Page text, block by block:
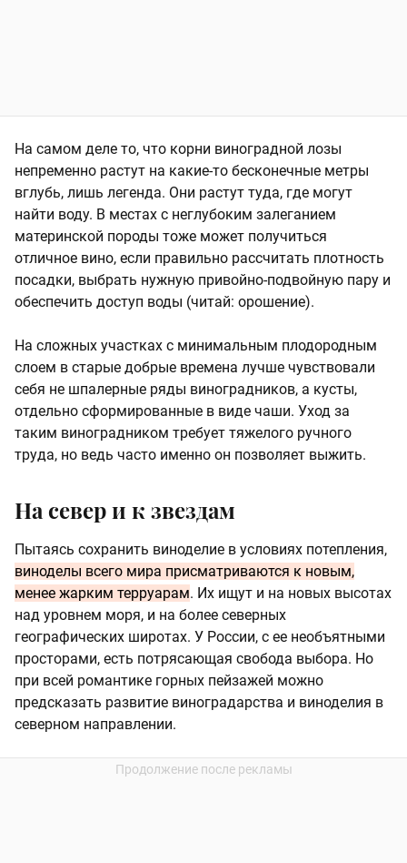
На самом деле то, что корни виноградной лозы
непременно растут на какие-то бесконечные метры
вглубь, лишь легенда. Они растут туда, где могут
найти воду. В местах с неглубоким залеганием
материнской породы тоже может получиться
отличное вино, если правильно рассчитать плотность
посадки, выбрать нужную привойно-подвойную пару и
обеспечить доступ воды (читай: орошение).
На сложных участках с минимальным плодородным
слоем в старые добрые времена лучше чувствовали
себя не шпалерные ряды виноградников, а кусты,
отдельно сформированные в виде чаши. Уход за
таким виноградником требует тяжелого ручного
труда, но ведь часто именно он позволяет выжить.
На север и к звездам
Пытаясь сохранить виноделие в условиях потепления,
виноделы всего мира присматриваются к новым,
менее жарким терруарам. Их ищут и на новых высотах
над уровнем моря, и на более северных
географических широтах. У России, с ее необъятными
просторами, есть потрясающая свобода выбора. Но
при всей романтике горных пейзажей можно
предсказать развитие виноградарства и виноделия в
северном направлении.